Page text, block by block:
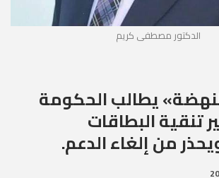
الدكتور مصطفى كريم
يطالب الحكومة
تنقية البطاقات
من إلغاء الدعم.